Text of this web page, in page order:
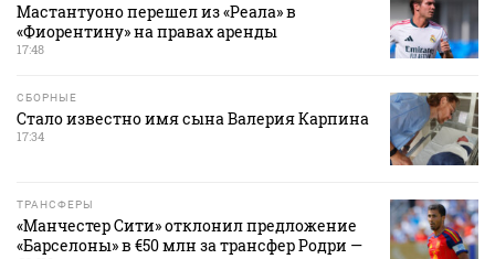
Мастантуоно перешел из «Реала» в
«Фиорентину» на правах аренды
17:48
СБОРНЫЕ
Стало известно имя сына Валерия Карпина
17:34
ТРАНСФЕРЫ
«Манчестер Сити» отклонил предложение
«Барселоны» в €50 млн за трансфер Родри —